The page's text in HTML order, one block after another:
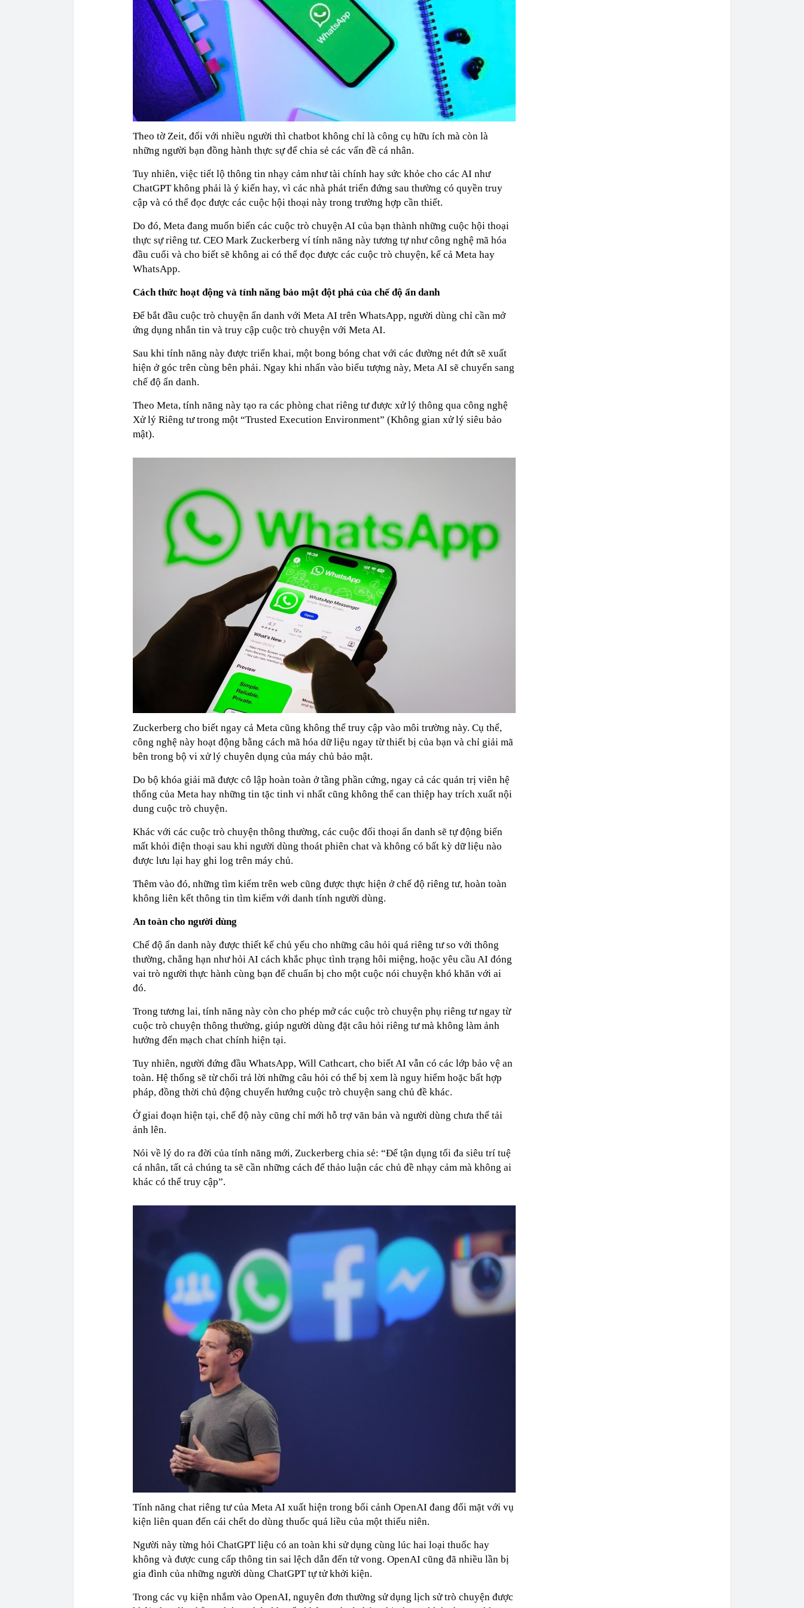
Theo tờ Zeit, đối với nhiều người thì chatbot không chỉ là công cụ hữu ích mà còn là
những người bạn đồng hành thực sự để chia sẻ các vấn đề cá nhân.
Tuy nhiên, việc tiết lộ thông tin nhạy cảm như tài chính hay sức khỏe cho các AI như
ChatGPT không phải là ý kiến hay, vì các nhà phát triển đứng sau thường có quyền truy
cập và có thể đọc được các cuộc hội thoại này trong trường hợp cần thiết.
Do đó, Meta đang muốn biến các cuộc trò chuyện AI của bạn thành những cuộc hội thoại
thực sự riêng tư. CEO Mark Zuckerberg ví tính năng này tương tự như công nghệ mã hóa
đầu cuối và cho biết sẽ không ai có thể đọc được các cuộc trò chuyện, kể cả Meta hay
WhatsApp.
Cách thức hoạt động và tính năng bảo mật đột phá của chế độ ẩn danh
Để bắt đầu cuộc trò chuyện ẩn danh với Meta AI trên WhatsApp, người dùng chỉ cần mở
ứng dụng nhắn tin và truy cập cuộc trò chuyện với Meta AI.
Sau khi tính năng này được triển khai, một bong bóng chat với các đường nét đứt sẽ xuất
hiện ở góc trên cùng bên phải. Ngay khi nhấn vào biểu tượng này, Meta AI sẽ chuyển sang
chế độ ẩn danh.
Theo Meta, tính năng này tạo ra các phòng chat riêng tư được xử lý thông qua công nghệ
Xử lý Riêng tư trong một “Trusted Execution Environment” (Không gian xử lý siêu bảo
mật).
Zuckerberg cho biết ngay cả Meta cũng không thể truy cập vào môi trường này. Cụ thể,
công nghệ này hoạt động bằng cách mã hóa dữ liệu ngay từ thiết bị của bạn và chỉ giải mã
bên trong bộ vi xử lý chuyên dụng của máy chủ bảo mật.
Do bộ khóa giải mã được cô lập hoàn toàn ở tầng phần cứng, ngay cả các quản trị viên hệ
thống của Meta hay những tin tặc tinh vi nhất cũng không thể can thiệp hay trích xuất nội
dung cuộc trò chuyện.
Khác với các cuộc trò chuyện thông thường, các cuộc đối thoại ẩn danh sẽ tự động biến
mất khỏi điện thoại sau khi người dùng thoát phiên chat và không có bất kỳ dữ liệu nào
được lưu lại hay ghi log trên máy chủ.
Thêm vào đó, những tìm kiếm trên web cũng được thực hiện ở chế độ riêng tư, hoàn toàn
không liên kết thông tin tìm kiếm với danh tính người dùng.
An toàn cho người dùng
Chế độ ẩn danh này được thiết kế chủ yếu cho những câu hỏi quá riêng tư so với thông
thường, chẳng hạn như hỏi AI cách khắc phục tình trạng hôi miệng, hoặc yêu cầu AI đóng
vai trò người thực hành cùng bạn để chuẩn bị cho một cuộc nói chuyện khó khăn với ai
đó.
Trong tương lai, tính năng này còn cho phép mở các cuộc trò chuyện phụ riêng tư ngay từ
cuộc trò chuyện thông thường, giúp người dùng đặt câu hỏi riêng tư mà không làm ảnh
hưởng đến mạch chat chính hiện tại.
Tuy nhiên, người đứng đầu WhatsApp, Will Cathcart, cho biết AI vẫn có các lớp bảo vệ an
toàn. Hệ thống sẽ từ chối trả lời những câu hỏi có thể bị xem là nguy hiểm hoặc bất hợp
pháp, đồng thời chủ động chuyển hướng cuộc trò chuyện sang chủ đề khác.
Ở giai đoạn hiện tại, chế độ này cũng chỉ mới hỗ trợ văn bản và người dùng chưa thể tải
ảnh lên.
Nói về lý do ra đời của tính năng mới, Zuckerberg chia sẻ: “Để tận dụng tối đa siêu trí tuệ
cá nhân, tất cả chúng ta sẽ cần những cách để thảo luận các chủ đề nhạy cảm mà không ai
khác có thể truy cập”.
Tính năng chat riêng tư của Meta AI xuất hiện trong bối cảnh OpenAI đang đối mặt với vụ
kiện liên quan đến cái chết do dùng thuốc quá liều của một thiếu niên.
Người này từng hỏi ChatGPT liệu có an toàn khi sử dụng cùng lúc hai loại thuốc hay
không và được cung cấp thông tin sai lệch dẫn đến tử vong. OpenAI cũng đã nhiều lần bị
gia đình của những người dùng ChatGPT tự tử khởi kiện.
Trong các vụ kiện nhắm vào OpenAI, nguyên đơn thường sử dụng lịch sử trò chuyện được